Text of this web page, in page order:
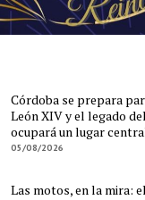
Córdoba se prepara
León XIV y el legado
ocupará un lugar
05/08/2026
Las motos, en la mira: